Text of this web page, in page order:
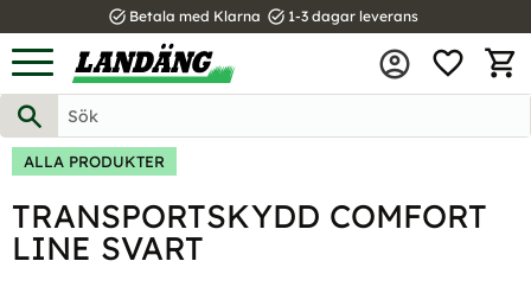
Meny
task_alt Betala med Klarna task_alt 1-3 dagar leverans
ALLA PRODUKTER
TRANSPORTSKYDD COMFORT
LINE SVART